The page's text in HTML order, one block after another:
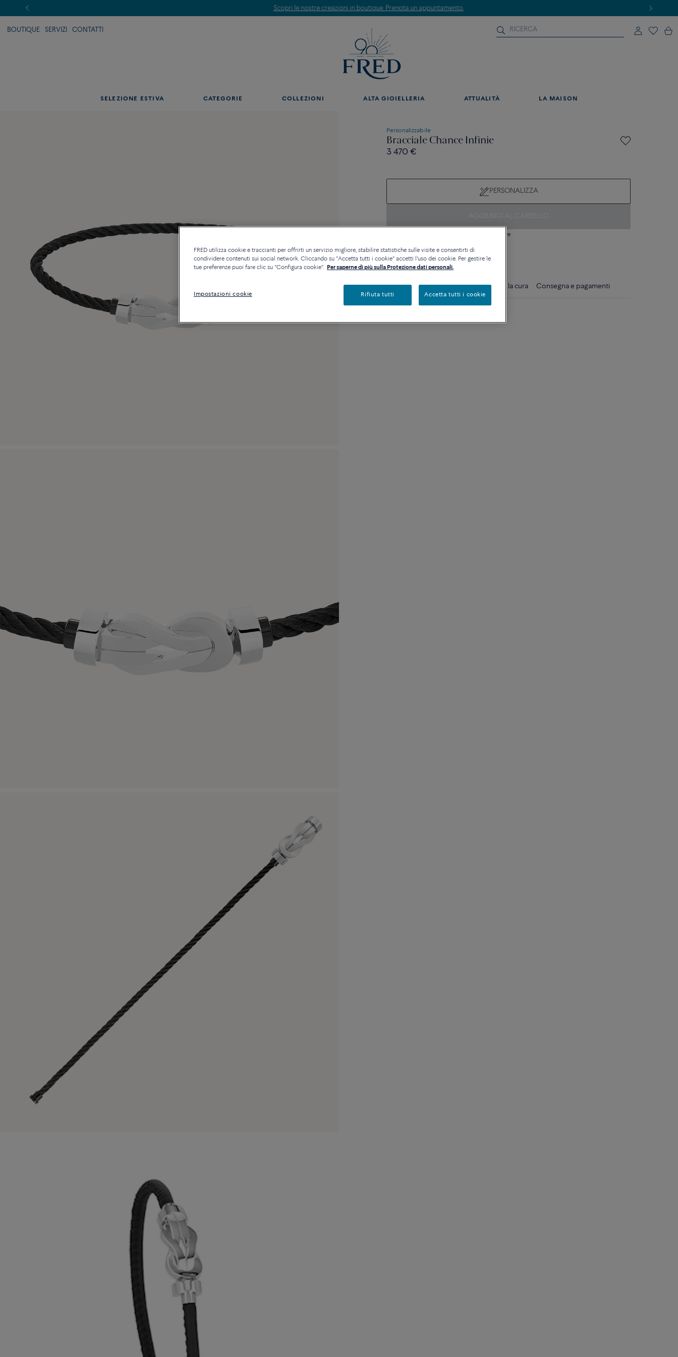
Scopri le nostre creazioni in boutique. Prenota un appuntamento.
BOUTIQUE SERVIZI CONTATTI
SELEZIONE ESTIVA CATEGORIE COLLEZIONI ALTA GIOIELLERIA ATTUALITÀ LA MAISON
Personalizzabile
Bracciale Chance Infinie
3 470 €
PERSONALIZZA
Contattataci per qualsiasi domanda sulle misure
Disponibilità in boutique
Descrizione Dettagli Consigli per la cura Consegna e pagamenti
FRED utilizza cookie e traccianti per offrirti un servizio migliore, stabilire statistiche sulle visite e consentirti di
condividere contenuti sui social network. Cliccando su "Accetta tutti i cookie" accetti l'uso dei cookie. Per gestire le
tue preferenze puoi fare clic su "Configura cookie". Per saperne di più sulla Protezione dati personali.
Impostazioni cookie Rifiuta tutti Accetta tutti i cookie